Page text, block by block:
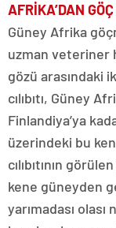
AFRİKA’DAN
Güney Afrika
uzman veteriner
gözü arasındaki
cılıbıtı, Güney
Finlandiya’ya
üzerindeki bu
cılıbıtının
kene güneyden
yarımadası